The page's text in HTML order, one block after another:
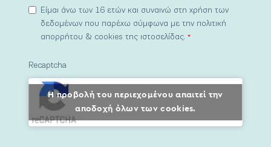
Είμαι άνω των 16 ετών και συναινώ στη χρήση των
δεδομένων που παρέχω σύμφωνα με την πολιτική
απορρήτου & cookies της ιστοσελίδας.*
Recaptcha
Η προβολή του περιεχομένου απαιτεί την
αποδοχή όλων των cookies.